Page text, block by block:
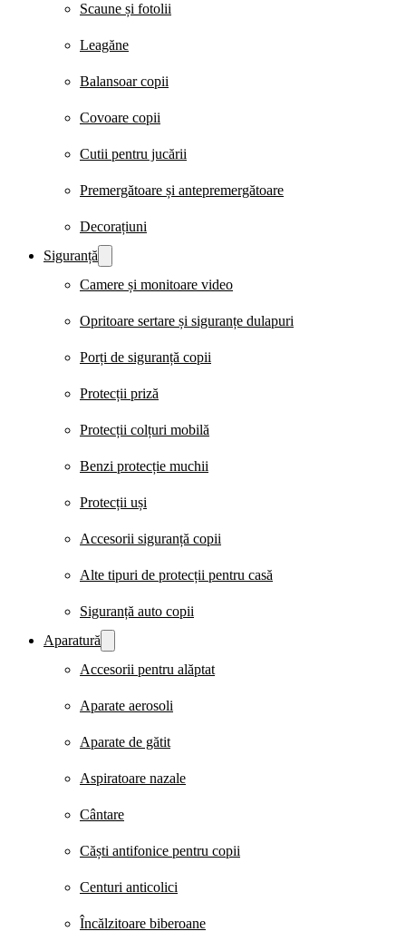
Scaune și fotolii
Leagăne
Balansoar copii
Covoare copii
Cutii pentru jucării
Premergătoare și antepremergătoare
Decorațiuni
Siguranță
Camere și monitoare video
Opritoare sertare și siguranțe dulapuri
Porți de siguranță copii
Protecții priză
Protecții colțuri mobilă
Benzi protecție muchii
Protecții uși
Accesorii siguranță copii
Alte tipuri de protecții pentru casă
Siguranță auto copii
Aparatură
Accesorii pentru alăptat
Aparate aerosoli
Aparate de gătit
Aspiratoare nazale
Cântare
Căști antifonice pentru copii
Centuri anticolici
Încălzitoare biberoane